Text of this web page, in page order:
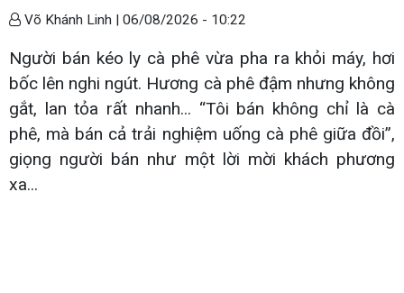
Võ Khánh Linh | 06/08/2026 - 10:22
Người bán kéo ly cà phê vừa pha ra khỏi máy, hơi
bốc lên nghi ngút. Hương cà phê đậm nhưng không
gắt, lan tỏa rất nhanh... “Tôi bán không chỉ là cà
phê, mà bán cả trải nghiệm uống cà phê giữa đồi”,
giọng người bán như một lời mời khách phương
xa...